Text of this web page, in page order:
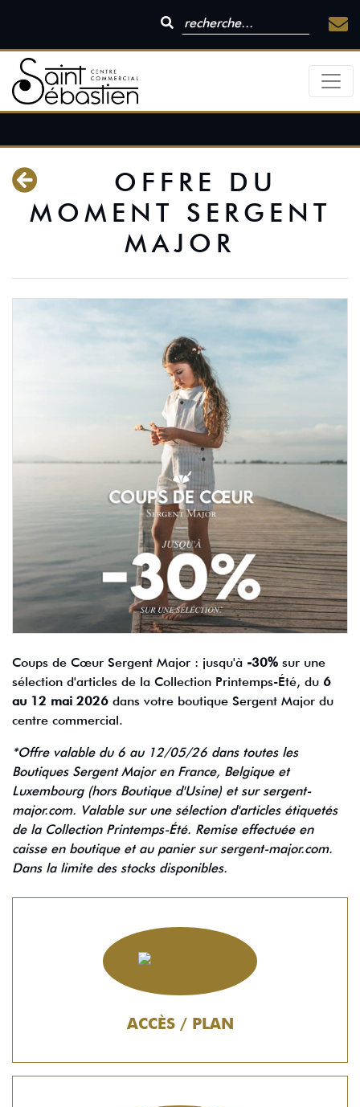
OFFRE DU
MOMENT SERGENT
MAJOR
Coups de Cœur Sergent Major : jusqu'à -30% sur une
sélection d'articles de la Collection Printemps-Été, du 6
au 12 mai 2026 dans votre boutique Sergent Major du
centre commercial.
*Offre valable du 6 au 12/05/26 dans toutes les
Boutiques Sergent Major en France, Belgique et
Luxembourg (hors Boutique d'Usine) et sur sergent-
major.com. Valable sur une sélection d'articles étiquetés
de la Collection Printemps-Été. Remise effectuée en
caisse en boutique et au panier sur sergent-major.com.
Dans la limite des stocks disponibles.
ACCÈS / PLAN